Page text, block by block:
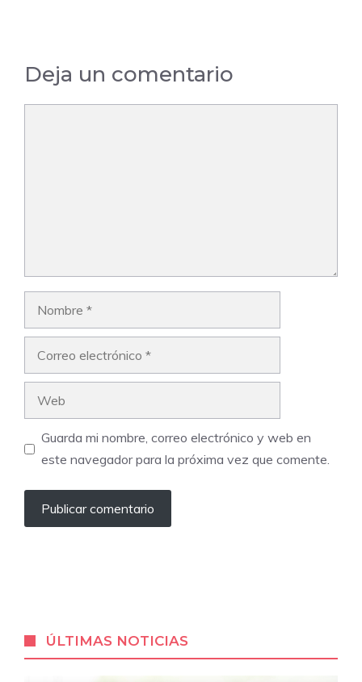
Deja un comentario
Guarda mi nombre, correo electrónico y web en
este navegador para la próxima vez que comente.
ÚLTIMAS NOTICIAS